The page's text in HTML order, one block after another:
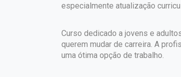
especialmente atualização
Curso dedicado a jovens e
querem mudar de carreira. A
uma ótima opção de trabalho.